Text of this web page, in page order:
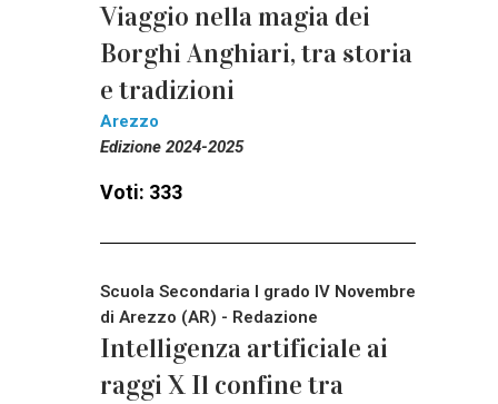
Viaggio nella magia dei
Borghi Anghiari, tra storia
e tradizioni
Arezzo
Edizione 2024-2025
Voti: 333
Scuola Secondaria I grado IV Novembre
di Arezzo (AR) - Redazione
Intelligenza artificiale ai
raggi X Il confine tra